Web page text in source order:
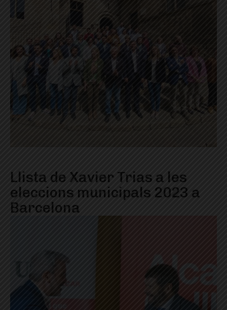
Llista de Xavier Trias a les
eleccions municipals 2023 a
Barcelona